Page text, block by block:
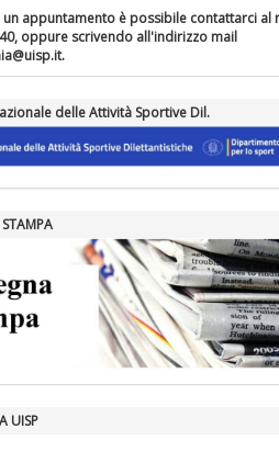
La formazione Uisp rallenta
prosegue anche in estate
Tiziano Pesce nel Cda di
Fondazione Terzjus: prima
a Roma
un appuntamento è possibile contattarci al
oppure scrivendo all'indirizzo mail
delle Attività Sportive Dil.
STAMPA
UISP